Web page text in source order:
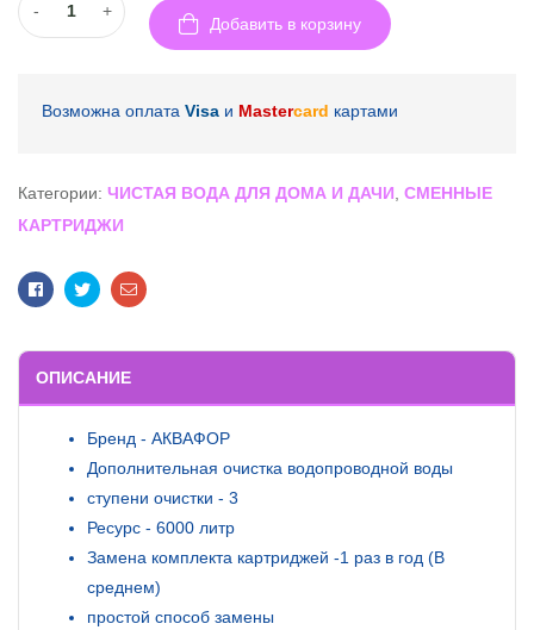
- +
Добавить в корзину
Возможна оплата Visa и Mastercard картами
Категории: ЧИСТАЯ ВОДА ДЛЯ ДОМА И ДАЧИ СМЕННЫЕ
КАРТРИДЖИ
FacebookTwitterEmail
ОПИСАНИЕ
Бренд - АКВАФОР
Дополнительная очистка водопроводной воды
ступени очистки - 3
Ресурс - 6000 литр
Замена комплекта картриджей -1 раз в год (В
среднем)
простой способ замены